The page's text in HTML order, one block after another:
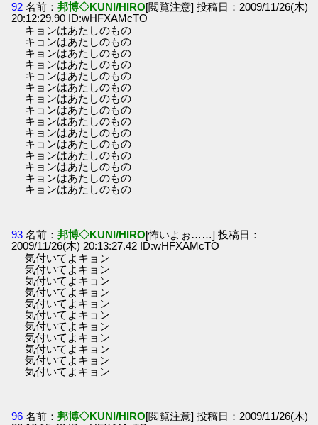
92 名前：邦博◇KUNI/HIRO[閲覧注意] 投稿日：2009/11/26(木)
20:12:29.90 ID:wHFXAMcTO
キョンはあたしのもの
キョンはあたしのもの
キョンはあたしのもの
キョンはあたしのもの
キョンはあたしのもの
キョンはあたしのもの
キョンはあたしのもの
キョンはあたしのもの
キョンはあたしのもの
キョンはあたしのもの
キョンはあたしのもの
キョンはあたしのもの
キョンはあたしのもの
キョンはあたしのもの
キョンはあたしのもの
93 名前：邦博◇KUNI/HIRO[怖いよぉ……] 投稿日：
2009/11/26(木) 20:13:27.42 ID:wHFXAMcTO
気付いてよキョン
気付いてよキョン
気付いてよキョン
気付いてよキョン
気付いてよキョン
気付いてよキョン
気付いてよキョン
気付いてよキョン
気付いてよキョン
気付いてよキョン
気付いてよキョン
96 名前：邦博◇KUNI/HIRO[閲覧注意] 投稿日：2009/11/26(木)